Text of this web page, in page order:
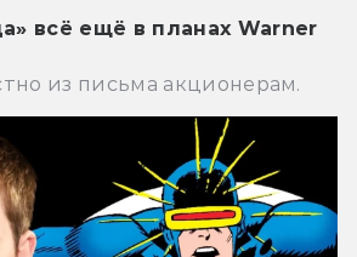
всё ещё в планах Warner
из письма акционерам.